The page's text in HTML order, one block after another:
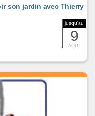
jusqu'au
9
AOUT
son jardin avec Thierry